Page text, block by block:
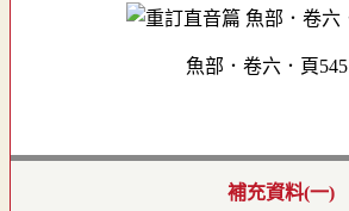
魚部．卷六．頁545
補充資料(一)